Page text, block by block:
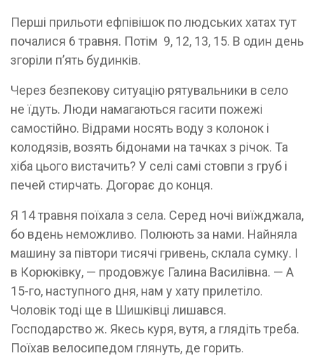
Перші прильоти ефпівішок по людських хатах тут
почалися 6 травня. Потім 9, 12, 13, 15. В один день
згоріли п’ять будинків.
Через безпекову ситуацію рятувальники в село
не їдуть. Люди намагаються гасити пожежі
самостійно. Відрами носять воду з колонок і
колодязів, возять бідонами на тачках з річок. Та
хіба цього вистачить? У селі самі стовпи з груб і
печей стирчать. Догорає до конця.
Я 14 травня поїхала з села. Серед ночі виїжджала,
бо вдень неможливо. Полюють за нами. Найняла
машину за півтори тисячі гривень, склала сумку. І
в Корюківку, — продовжує Галина Василівна. — А
15-го, наступного дня, нам у хату прилетіло.
Чоловік тоді ще в Шишківці лишався.
Господарство ж. Якесь куря, вутя, а глядіть треба.
Поїхав велосипедом глянуть, де горить.